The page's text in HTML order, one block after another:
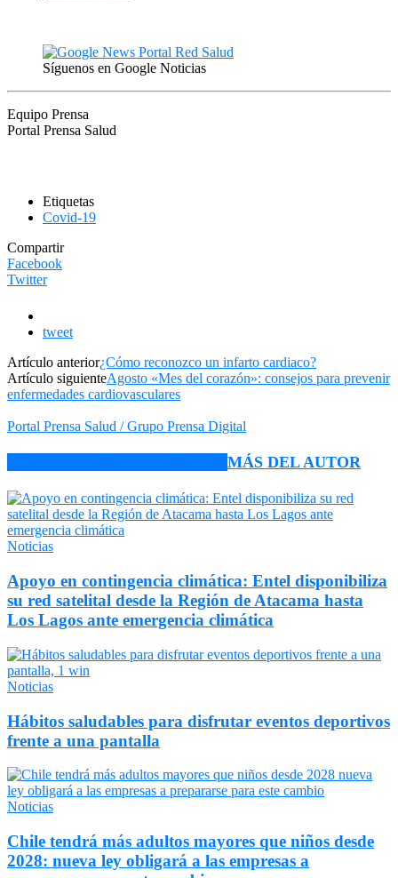
Síguenos en Google Noticias
Equipo Prensa
Portal Prensa Salud
Etiquetas
Covid-19
Compartir
Facebook
Twitter
tweet
Artículo anterior¿Cómo reconozco un infarto cardiaco?
Artículo siguienteAgosto «Mes del corazón»: consejos para prevenir
enfermedades cardiovasculares
Portal Prensa Salud / Grupo Prensa Digital
MÁS DEL AUTOR
Noticias
Apoyo en contingencia climática: Entel disponibiliza
su red satelital desde la Región de Atacama hasta
Los Lagos ante emergencia climática
Noticias
Hábitos saludables para disfrutar eventos deportivos
frente a una pantalla
Noticias
Chile tendrá más adultos mayores que niños desde
2028: nueva ley obligará a las empresas a